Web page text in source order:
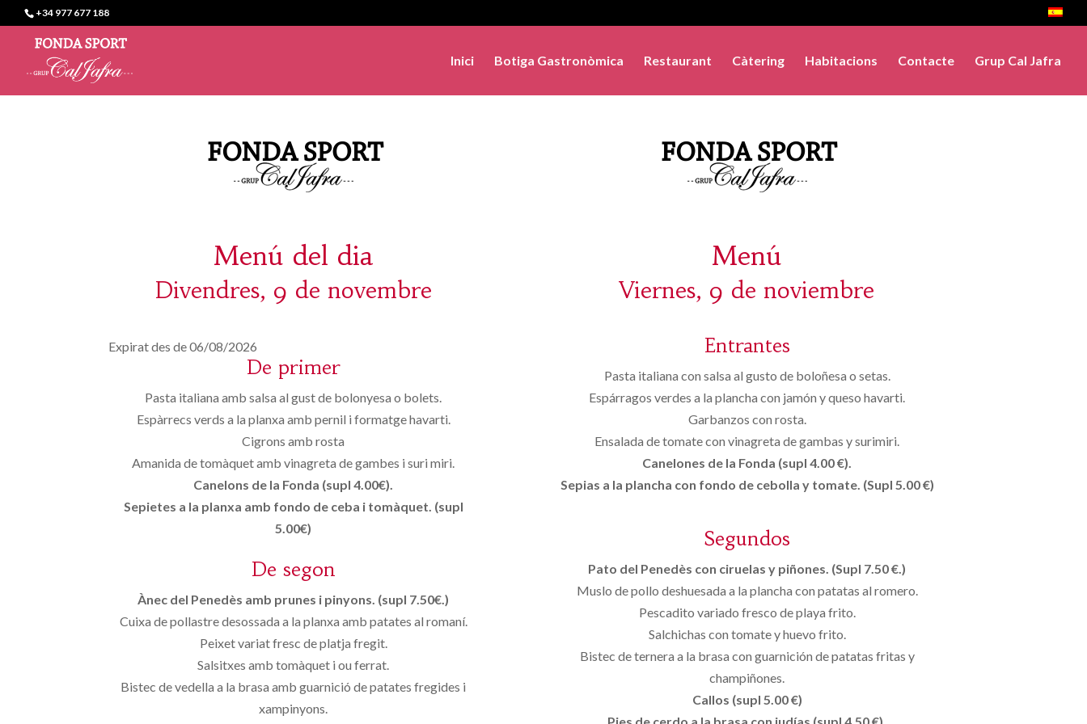
+34 977 677 188
Inici Botiga Gastronòmica Restaurant Càtering Habitacions Contacte Grup Cal Jafra
Menú del dia
Divendres, 9 de novembre
Expirat des de 06/08/2026
De primer
Pasta italiana amb salsa al gust de bolonyesa o bolets.
Espàrrecs verds a la planxa amb pernil i formatge havarti.
Cigrons amb rosta
Amanida de tomàquet amb vinagreta de gambes i suri miri.
Canelons de la Fonda (supl 4.00€).
Sepietes a la planxa amb fondo de ceba i tomàquet. (supl
5.00€)
De segon
Ànec del Penedès amb prunes i pinyons. (supl 7.50€.)
Cuixa de pollastre desossada a la planxa amb patates al romaní.
Peixet variat fresc de platja fregit.
Salsitxes amb tomàquet i ou ferrat.
Bistec de vedella a la brasa amb guarnició de patates fregides i
xampinyons.
Menú
Viernes, 9 de noviembre
Entrantes
Pasta italiana con salsa al gusto de boloñesa o setas.
Espárragos verdes a la plancha con jamón y queso havarti.
Garbanzos con rosta.
Ensalada de tomate con vinagreta de gambas y surimiri.
Canelones de la Fonda (supl 4.00 €).
Sepias a la plancha con fondo de cebolla y tomate. (Supl 5.00 €)
Segundos
Pato del Penedès con ciruelas y piñones. (Supl 7.50 €.)
Muslo de pollo deshuesada a la plancha con patatas al romero.
Pescadito variado fresco de playa frito.
Salchichas con tomate y huevo frito.
Bistec de ternera a la brasa con guarnición de patatas fritas y
champiñones.
Callos (supl 5.00 €)